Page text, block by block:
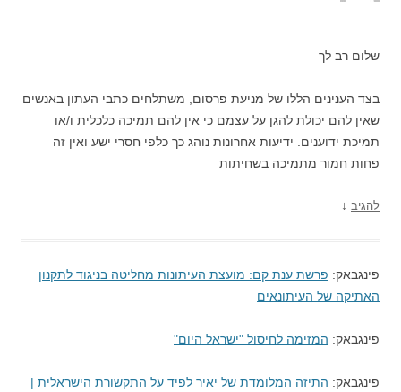
שלום רב לך
בצד הענינים הללו של מניעת פרסום, משתלחים כתבי העתון באנשים
שאין להם יכולת להגן על עצמם כי אין להם תמיכה כלכלית ו/או
תמיכת ידוענים. ידיעות אחרונות נוהג כך כלפי חסרי ישע ואין זה
פחות חמור מתמיכה בשחיתות
להגיב ↓
פינגבאק: פרשת ענת קם: מועצת העיתונות מחליטה בניגוד לתקנון
האתיקה של העיתונאים
פינגבאק: המזימה לחיסול "ישראל היום"
פינגבאק: התיזה המלומדת של יאיר לפיד על התקשורת הישראלית |